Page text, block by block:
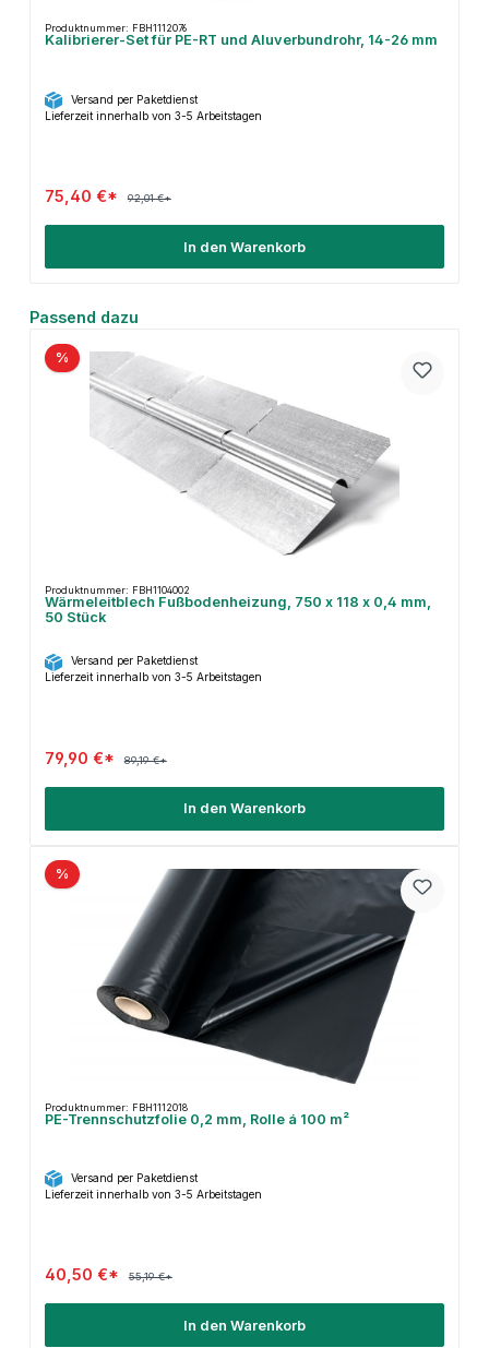
Produktnummer: FBH1112076
Kalibrierer-Set für PE-RT und Aluverbundrohr, 14-26 mm
Versand per Paketdienst
Lieferzeit innerhalb von 3-5 Arbeitstagen
75,40 €* 92,01 €*
In den Warenkorb
Produktgalerie überspringen
Passend dazu
%
Produktnummer: FBH1104002
Wärmeleitblech Fußbodenheizung, 750 x 118 x 0,4 mm,
50 Stück
Versand per Paketdienst
Lieferzeit innerhalb von 3-5 Arbeitstagen
79,90 €* 89,19 €*
In den Warenkorb
%
Produktnummer: FBH1112018
PE-Trennschutzfolie 0,2 mm, Rolle á 100 m²
Versand per Paketdienst
Lieferzeit innerhalb von 3-5 Arbeitstagen
40,50 €* 55,19 €*
In den Warenkorb